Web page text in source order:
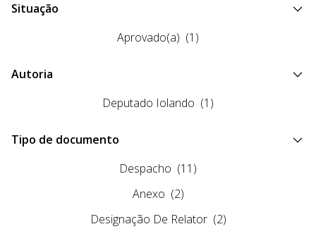
Situação
Aprovado(a) (1)
Autoria
Deputado Iolando (1)
Tipo de documento
Despacho (11)
Anexo (2)
Designação De Relator (2)